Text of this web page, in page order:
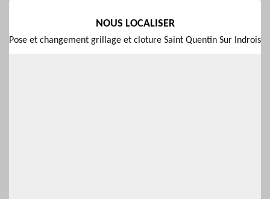
NOUS LOCALISER
Pose et changement grillage et cloture Saint Quentin Sur Indrois